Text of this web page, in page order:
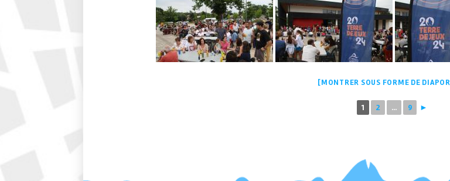
[MONTRER SOUS FORME DE
1 2 ... 9 ►